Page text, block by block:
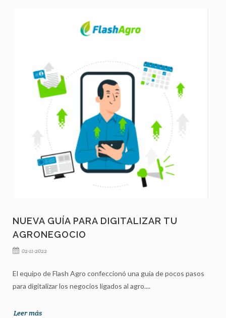
NUEVA GUÍA PARA DIGITALIZAR TU
AGRONEGOCIO
02-11-2022
El equipo de Flash Agro confeccionó una guía de pocos pasos
para digitalizar los negocios ligados al agro....
Leer más